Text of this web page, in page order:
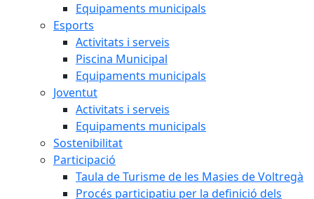
Equipaments municipals
Esports
Activitats i serveis
Piscina Municipal
Equipaments municipals
Joventut
Activitats i serveis
Equipaments municipals
Sostenibilitat
Participació
Taula de Turisme de les Masies de Voltregà
Procés participatiu per la definició dels